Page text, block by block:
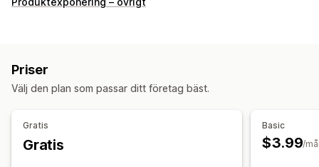
Erbjudanden och rekommendationer
Produktrekommendationer
Analysverktyg
Konverteringsgrad
Rekommendation om prestanda
Priser
Välj den plan som passar ditt företag bäst.
Gratis
Gratis
Basic
$3.99/